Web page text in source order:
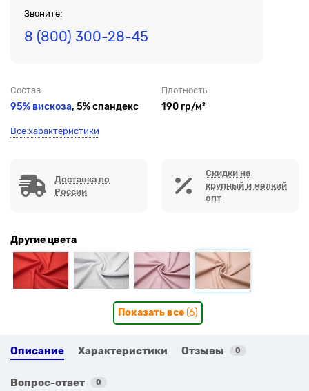
Звоните:
8 (800) 300-28-45
Состав
95% вискоза, 5% спандекс
Плотность
190 гр/м²
Все характеристики
Доставка по
России
Скидки на
крупный и мелкий
опт
Другие цвета
Показать все(6)
Описание Характеристики Отзывы 0
Вопрос-ответ 0